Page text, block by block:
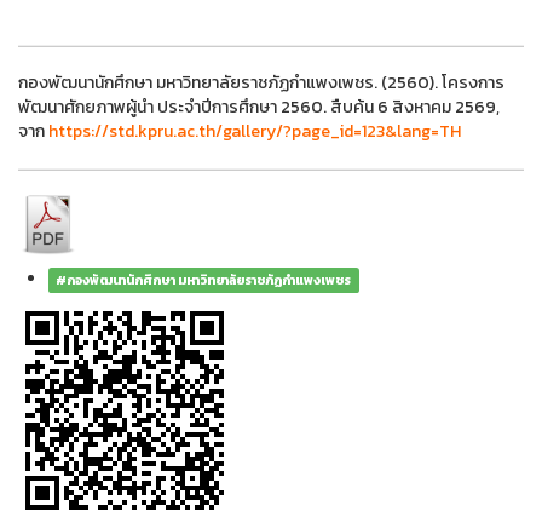
กองพัฒนานักศึกษา มหาวิทยาลัยราชภัฏกำแพงเพชร. (2560). โครงการ
พัฒนาศักยภาพผู้นำ ประจำปีการศึกษา 2560. สืบค้น 6 สิงหาคม 2569,
จากhttps://std.kpru.ac.th/gallery/?page_id=123&lang=TH
#กองพัฒนานักศึกษา มหาวิทยาลัยราชภัฏกำแพงเพชร